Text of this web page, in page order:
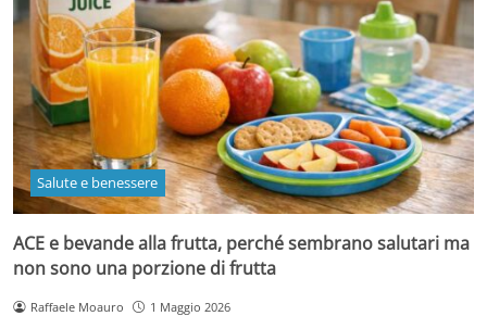
Salute e benessere
ACE e bevande alla frutta, perché sembrano salutari ma
non sono una porzione di frutta
Raffaele Moauro 1 Maggio 2026